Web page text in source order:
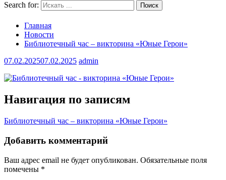
Search for:
Главная
Новости
Библиотечный час – викторина «Юные Герои»
07.02.202507.02.2025 admin
Навигация по записям
Библиотечный час – викторина «Юные Герои»
Добавить комментарий
Ваш адрес email не будет опубликован. Обязательные поля
помечены *